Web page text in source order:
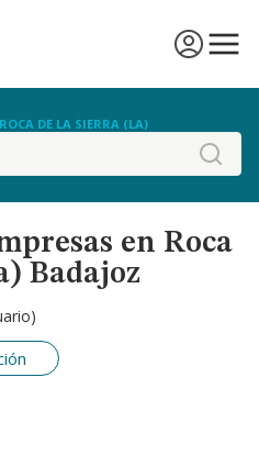
ROCA DE LA SIERRA (LA)
en Roca
Badajoz